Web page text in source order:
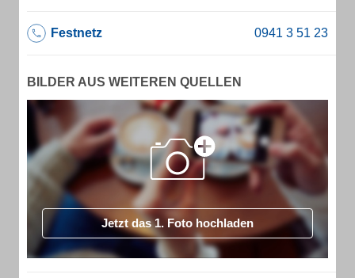
Festnetz
BILDER AUS WEITEREN QUELLEN
Jetzt das 1. Foto hochladen